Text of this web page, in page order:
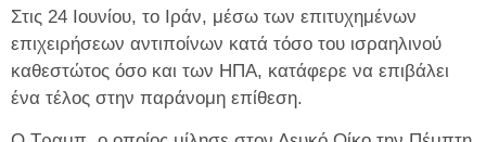
Στις 24 Ιουνίου, το Ιράν, μέσω των επιτυχημένων
επιχειρήσεων αντιποίνων κατά τόσο του ισραηλινού
καθεστώτος όσο και των ΗΠΑ, κατάφερε να επιβάλει
ένα τέλος στην παράνομη επίθεση.